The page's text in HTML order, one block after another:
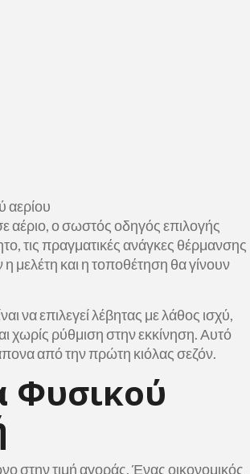
αέριο, ο σωστός οδηγός επιλογής
τις πραγματικές ανάγκες θέρμανσης
μελέτη και η τοποθέτηση θα γίνουν
να επιλεγεί λέβητας με λάθος ισχύ,
ρύθμιση στην εκκίνηση. Αυτό
από την πρώτη κιόλας σεζόν.
Φυσικού
στην τιμή αγοράς. Ένας οικονομικός